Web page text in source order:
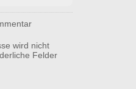
wird nicht
Felder